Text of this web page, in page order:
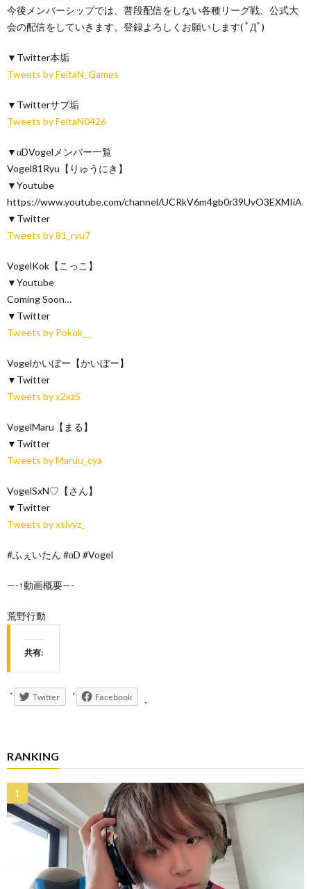
今後メンバーシップでは、普段配信をしない各種リーグ戦、公式大
会の配信をしていきます。登録よろしくお願いします( ﾟДﾟ)
▼Twitter本垢
Tweets by FeitaN_Games
▼Twitterサブ垢
Tweets by FeitaN0426
▼αDVogelメンバー一覧
Vogel81Ryu【りゅうにき】
▼Youtube
https://www.youtube.com/channel/UCRkV6m4gb0r39UvO3EXMIiA
▼Twitter
Tweets by 81_ryu7
VogelKok【こっこ】
▼Youtube
Coming Soon…
▼Twitter
Tweets by Pokok__
Vogelかいぼー【かいぼー】
▼Twitter
Tweets by x2xz5
VogelMaru【まる】
▼Twitter
Tweets by Maruu_cya
VogelSxN♡【さん】
▼Twitter
Tweets by xslvyz_
#ふぇいたん #αD #Vogel
—-↑動画概要—-
荒野行動
共有:
Twitter Facebook
RANKING